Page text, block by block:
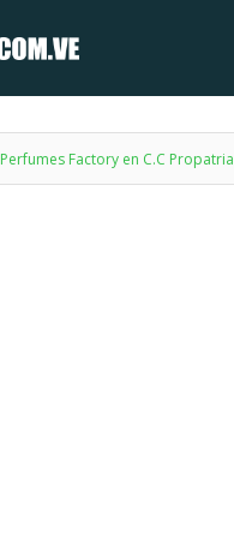
Perfumes Factory en C.C Propatria